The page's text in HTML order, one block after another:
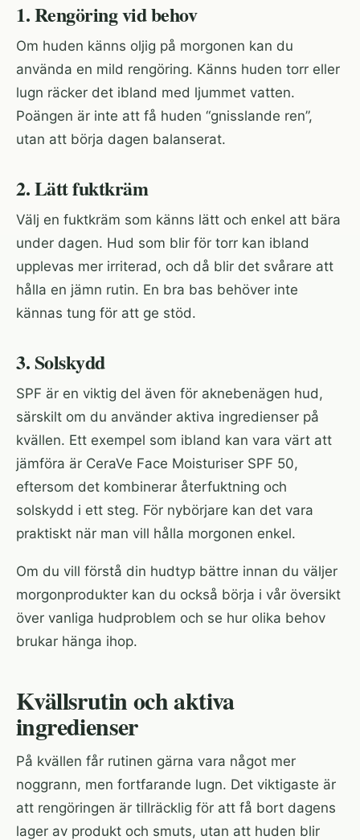
1. Rengöring vid behov
Om huden känns oljig på morgonen kan du
använda en mild rengöring. Känns huden torr eller
lugn räcker det ibland med ljummet vatten.
Poängen är inte att få huden “gnisslande ren”,
utan att börja dagen balanserat.
2. Lätt fuktkräm
Välj en fuktkräm som känns lätt och enkel att bära
under dagen. Hud som blir för torr kan ibland
upplevas mer irriterad, och då blir det svårare att
hålla en jämn rutin. En bra bas behöver inte
kännas tung för att ge stöd.
3. Solskydd
SPF är en viktig del även för aknebenägen hud,
särskilt om du använder aktiva ingredienser på
kvällen. Ett exempel som ibland kan vara värt att
jämföra är CeraVe Face Moisturiser SPF 50,
eftersom det kombinerar återfuktning och
solskydd i ett steg. För nybörjare kan det vara
praktiskt när man vill hålla morgonen enkel.
Om du vill förstå din hudtyp bättre innan du väljer
morgonprodukter kan du också börja i vår översikt
över vanliga hudproblem och se hur olika behov
brukar hänga ihop.
Kvällsrutin och aktiva
ingredienser
På kvällen får rutinen gärna vara något mer
noggrann, men fortfarande lugn. Det viktigaste är
att rengöringen är tillräcklig för att få bort dagens
lager av produkt och smuts, utan att huden blir